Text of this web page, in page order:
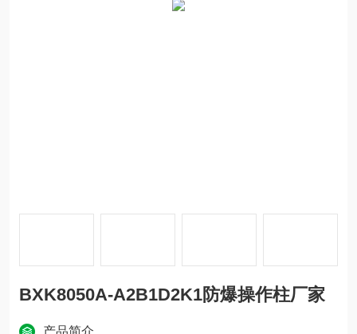
BXK8050A-A2B1D2K1防爆操作柱厂家
产品简介